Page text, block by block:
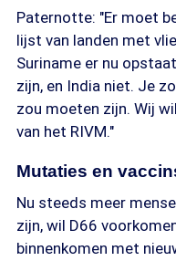
Paternotte: "Er moet
lijst van landen met
Suriname er nu
zijn, en India niet. Je
zou moeten zijn. Wij
van het RIVM."
Mutaties en
Nu steeds meer
zijn, wil D66
binnenkomen met